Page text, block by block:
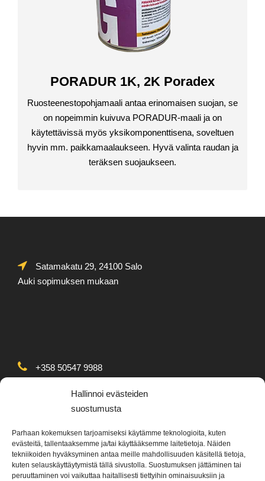
Hallinnoi evästeiden
suostumusta
Parhaan kokemuksen tarjoamiseksi käytämme teknologioita, kuten
evästeitä, tallentaaksemme ja/tai käyttääksemme laitetietoja. Näiden
tekniikoiden hyväksyminen antaa meille mahdollisuuden käsitellä tietoja,
kuten selauskäyttäytymistä tällä sivustolla. Suostumuksen jättäminen tai
peruuttaminen voi vaikuttaa haitallisesti tiettyihin ominaisuuksiin ja
PORADUR 1K, 2K Poradex
Ruosteenestopohjamaali antaa erinomaisen suojan, se
on nopeimmin kuivuva PORADUR-maali ja on
käytettävissä myös yksikomponenttisena, soveltuen
hyvin mm. paikkamaalaukseen. Hyvä valinta raudan ja
teräksen suojaukseen.
Satamakatu 29, 24100 Salo
Auki sopimuksen mukaan
+358 50547 9988
info@poracolors.fi